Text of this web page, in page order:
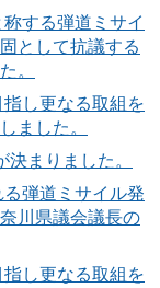
する弾道ミサイ
として抗議する
。
し更なる取組を
ました。
まりました。
弾道ミサイル発
川県議会議長の
し更なる取組を